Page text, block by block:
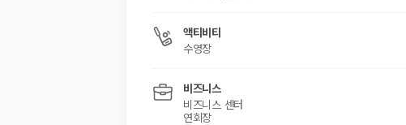
액티비티
수영장
비즈니스
비즈니스 센터
연회장